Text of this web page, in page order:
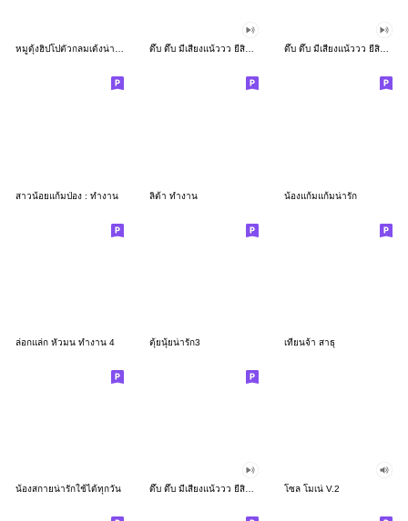
หมูดุ้งฮิปโปตัวกลมเด้งน่ารัก ดึ๊บ ดึ๊บ มีเสียงแน้ววว ยี่สิบเจ็ด ดึ๊บ ดึ๊บ มีเสียงแน้ววว ยี่สิบหก
สาวน้อยแก้มป่อง : ทำงาน ลิต้า ทำงาน น้องแก้มแก้มน่ารัก
ล่อกแล่ก หัวมน ทำงาน 4 ตุ้ยนุ้ยน่ารัก3 เทียนจ้า สาธุ
น้องสกายน่ารักใช้ได้ทุกวัน ดึ๊บ ดึ๊บ มีเสียงแน้ววว ยี่สิบสอง โซล โมเน่ V.2